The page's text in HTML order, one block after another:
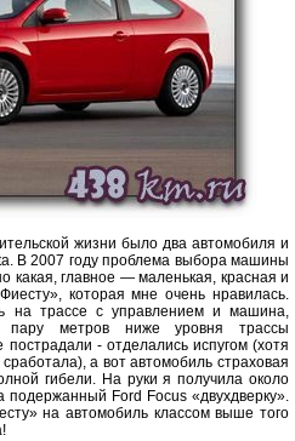
жизни было два автомобиля и
В 2007 году проблема выбора машины
какая, главное — маленькая, красная и
которая мне очень нравилась.
на трассе с управлением и машина,
пару метров ниже уровня трассы
- отделались испугом (хотя
а вот автомобиль страховая
гибели. На руки я получила около
подержанный Ford Focus «двухдверку».
на автомобиль классом выше того